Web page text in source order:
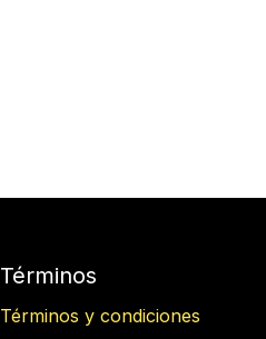
Términos
Términos y condiciones